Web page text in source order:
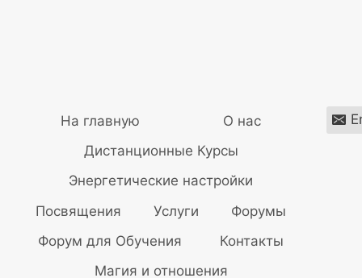
На главную
О нас
Дистанционные Курсы
Энергетические настройки
Посвящения
Услуги
Форумы
Форум для Обучения
Контакты
Магия и отношения